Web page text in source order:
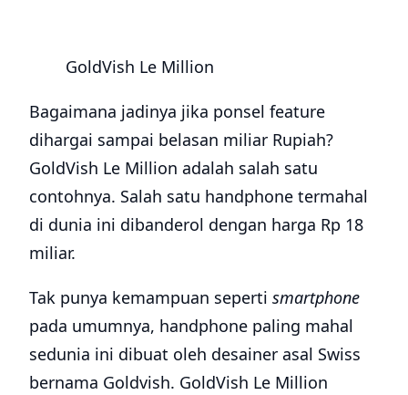
GoldVish Le Million
Bagaimana jadinya jika ponsel feature
dihargai sampai belasan miliar Rupiah?
GoldVish Le Million adalah salah satu
contohnya. Salah satu handphone termahal
di dunia ini dibanderol dengan harga Rp 18
miliar.
Tak punya kemampuan seperti smartphone
pada umumnya, handphone paling mahal
sedunia ini dibuat oleh desainer asal Swiss
bernama Goldvish. GoldVish Le Million